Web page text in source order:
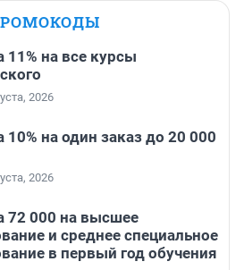
11% на все курсы
2026
10% на один заказ до 20 000
2026
72 000 на высшее
и среднее специальное
в первый год обучения